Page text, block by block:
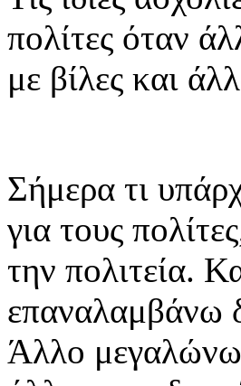
πολίτες όταν
με βίλες και
Σήμερα τι
για τους
την πολιτεία.
επαναλαμβάνω
Άλλο μεγαλώνω